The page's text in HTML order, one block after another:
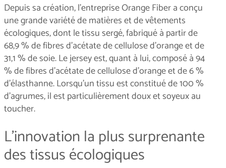
Depuis sa création, l’entreprise Orange Fiber a conçu
une grande variété de matières et de vêtements
écologiques, dont le tissu sergé, fabriqué à partir de
68,9 % de fibres d'acétate de cellulose d’orange et de
31,1 % de soie. Le jersey est, quant à lui, composé à 94
% de fibres d'acétate de cellulose d’orange et de 6 %
d’élasthanne. Lorsqu’un tissu est constitué de 100 %
d’agrumes, il est particulièrement doux et soyeux au
toucher.
L’innovation la plus surprenante
des tissus écologiques